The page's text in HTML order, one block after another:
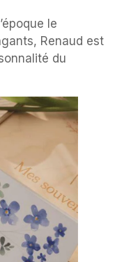
le
Renaud est
du